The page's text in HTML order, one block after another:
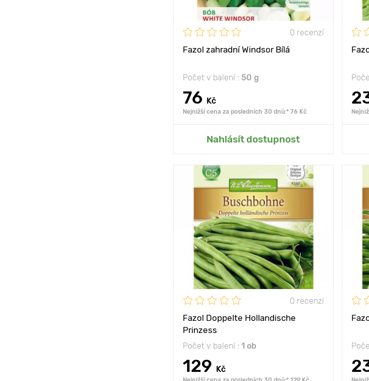
0 recenzí
Fazol zahradní Windsor Bílá
Počet v balení : 50 g
76 Kč
Nejnižší cena za posledních 30 dnů:* 76 Kč
Nahlásít dostupnost
Přidat do mé zahrady
0 recenzí
Fazol Doppelte Hollandische
Prinzess
Počet v balení : 1 ob
129 Kč
slunce, polostín
chutné lusky bez
Výška rostliny 35 - 45 cm
Vzdálenost mezi
rostlinami
10 х 40 cm